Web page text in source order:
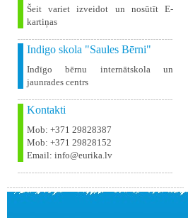
Šeit variet izveidot un nosūtīt E-
kartiņas
Indigo skola "Saules Bērni"
Indīgo bērnu internātskola un
jaunrades centrs
Kontakti
Mob: +371 29828387
Mob: +371 29828152
Email: info@eurika.lv